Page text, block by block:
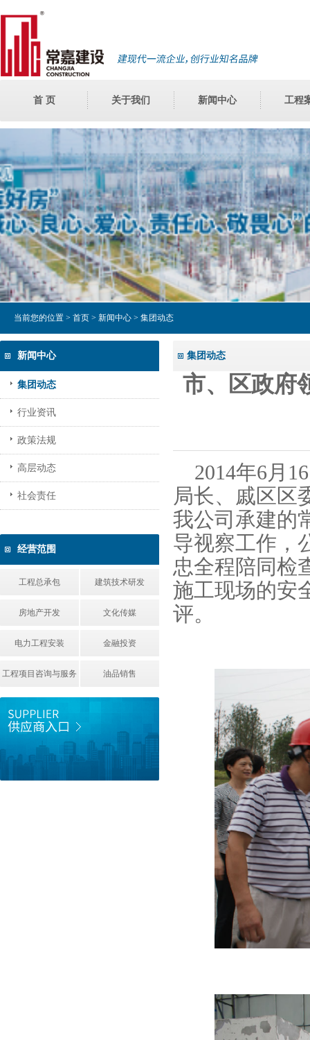
首 页 关于我们 新闻中心 工程
当前您的位置 > 首页 > 新闻中心 > 集团动态
新闻中心
集团动态
行业资讯
政策法规
高层动态
社会责任
经营范围
工程总承包 建筑技术研发
房地产开发 文化传媒
电力工程安装 金融投资
工程项目咨询与服务 油品销售
集团动态
市、区政府
2014年6 月 16
局长、戚区区
我公司承建的
导视察工作，
忠全程陪同检
施工现场的安
评